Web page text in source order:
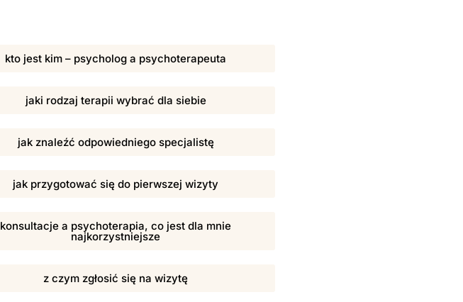
kto jest kim – psycholog a psychoterapeuta
jaki rodzaj terapii wybrać dla siebie
jak znaleźć odpowiedniego specjalistę
jak przygotować się do pierwszej wizyty
konsultacje a psychoterapia, co jest dla mnie
najkorzystniejsze
z czym zgłosić się na wizytę